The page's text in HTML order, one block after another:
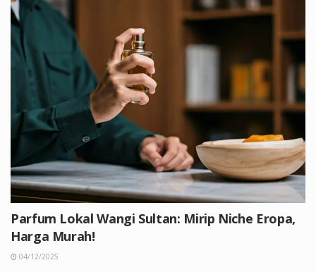
Parfum Lokal Wangi Sultan: Mirip Niche Eropa,
Harga Murah!
04/12/2025